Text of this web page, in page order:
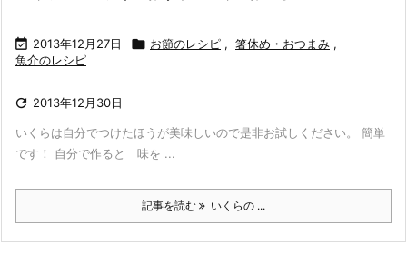
 2013年12月27日  お節のレシピ , 箸休め・おつまみ ,
魚介のレシピ
 2013年12月30日
いくらは自分でつけたほうが美味しいので是非お試しください。 簡単
です！ 自分で作ると 味を ...
記事を読む いくらの ...